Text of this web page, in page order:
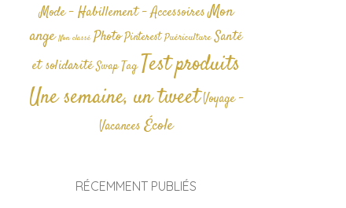
Mode - Habillement - AccessoiresMon
ange Non classé Photo Pinterest Puériculture Santé
et solidarité Swap TagTest produits
Une semaine, un tweetVoyage -
Vacances École
RÉCEMMENT PUBLIÉS